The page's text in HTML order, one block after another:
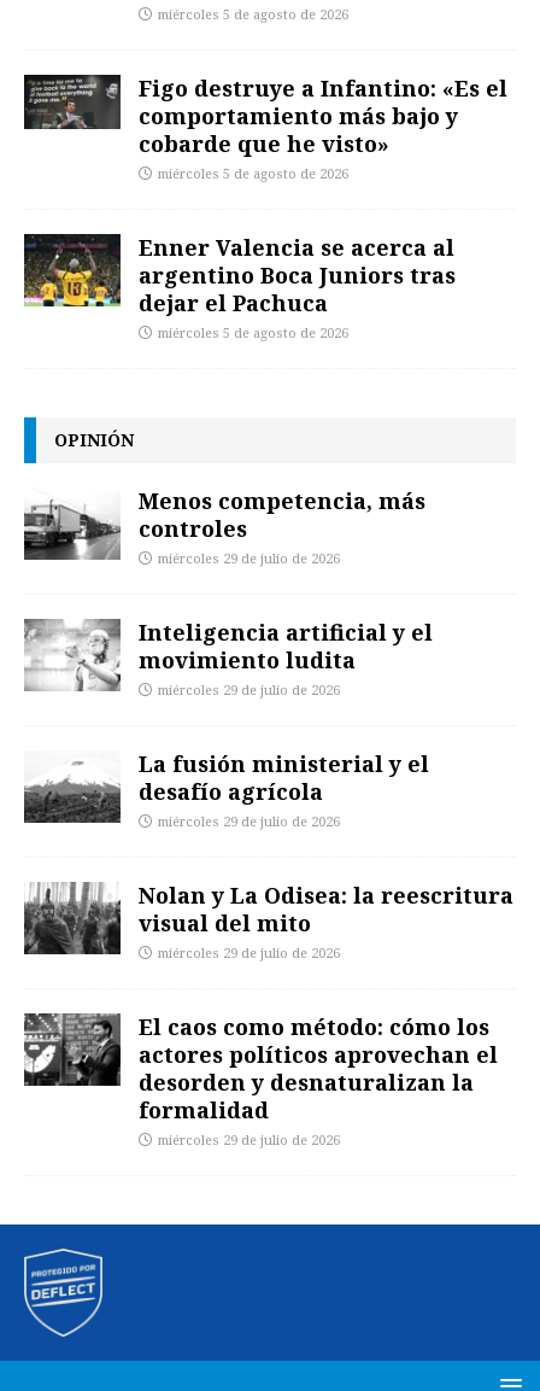
miércoles 5 de agosto de 2026
Figo destruye a Infantino: «Es el
comportamiento más bajo y
cobarde que he visto»
miércoles 5 de agosto de 2026
Enner Valencia se acerca al
argentino Boca Juniors tras
dejar el Pachuca
miércoles 5 de agosto de 2026
OPINIÓN
Menos competencia, más
controles
miércoles 29 de julio de 2026
Inteligencia artificial y el
movimiento ludita
miércoles 29 de julio de 2026
La fusión ministerial y el
desafío agrícola
miércoles 29 de julio de 2026
Nolan y La Odisea: la reescritura
visual del mito
miércoles 29 de julio de 2026
El caos como método: cómo los
actores políticos aprovechan el
desorden y desnaturalizan la
formalidad
miércoles 29 de julio de 2026